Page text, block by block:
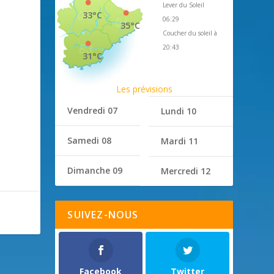
35°C
33°C
31°C
Lever du Soleil
06:29
Coucher du soleil à
20:43
Les prévisions
Vendredi 07
Samedi 08
Dimanche 09
Lundi 10
Mardi 11
Mercredi 12
SUIVEZ-NOUS
Facebook Twitter